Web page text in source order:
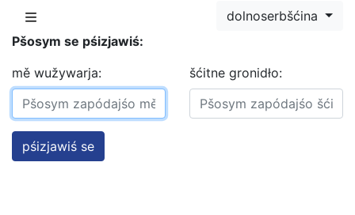
dolnoserbšćina
Pšosym se pśizjawiś:
mě wužywarja:
šćitne gronidło: